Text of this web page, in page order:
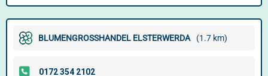
BLUMENGROSSHANDEL ELSTERWERDA (1.7 km)